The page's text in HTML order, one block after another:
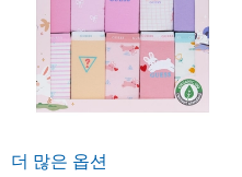
더 많은 옵션